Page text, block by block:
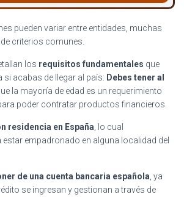
pueden variar entre entidades, muchas
criterios comunes.
los requisitos fundamentales que
si acabas de llegar al país: Debes tener al
la mayoría de edad es un requerimiento
poder contratar productos financieros.
residencia en España, lo cual
estar empadronado en alguna localidad del
de una cuenta bancaria española, ya
se ingresan y gestionan a través de